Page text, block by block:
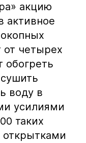
акцию
активное
от четырех
обогреть
воду в
усилиями
таких